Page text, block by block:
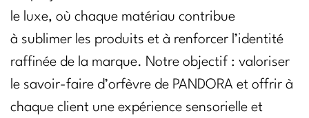
le luxe, où chaque matériau contribue
à sublimer les produits et à renforcer l’identité
raffinée de la marque. Notre objectif : valoriser
le savoir-faire d’orfèvre de PANDORA et offrir à
chaque client une expérience sensorielle et